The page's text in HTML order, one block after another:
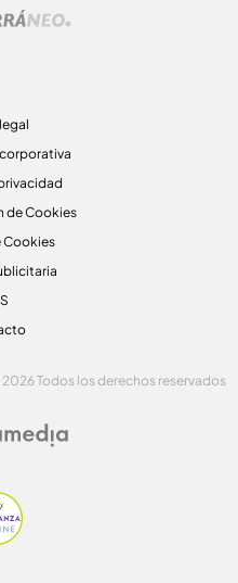
de Cookies
Cookies
Todos los derechos reservados